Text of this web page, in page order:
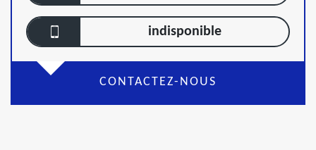
indisponible
CONTACTEZ-NOUS